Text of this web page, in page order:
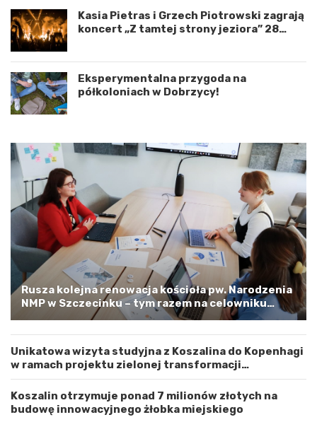
z
w
o
j
u
m
i
ę
z
y
W
o
e
d
z
w
c
h
o
d
n
p
o
d
K
o
s
z
a
i
n
e
m
a
l
o
s
n
o
ś
ć
Kasia Pietras i Grzech Piotrowski zagrają
koncert „Z tamtej strony jeziora” 28
Eksperymentalna przygoda na
półkoloniach w Dobrzycy!
Rusza kolejna renowacja kościoła pw. Narodzenia
NMP w Szczecinku – tym razem na celowniku
zachodnia elewacja i główne wejście
Unikatowa wizyta studyjna z Koszalina do Kopenhagi
w ramach projektu zielonej transformacji
energetycznej
Koszalin otrzymuje ponad 7 milionów złotych na
budowę innowacyjnego żłobka miejskiego